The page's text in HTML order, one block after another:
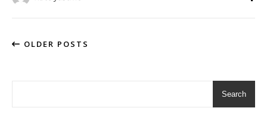
OLDER POSTS
Search